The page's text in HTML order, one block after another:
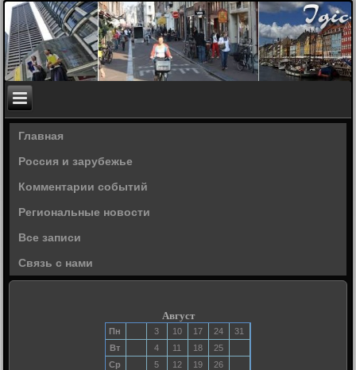
Главная
Россия и зарубежье
Комментарии событий
Региональные новости
Все записи
Связь с нами
Август
Пн 3 10 17 24
31
Вт
4 11 18
25
Ср
5 12 19
26